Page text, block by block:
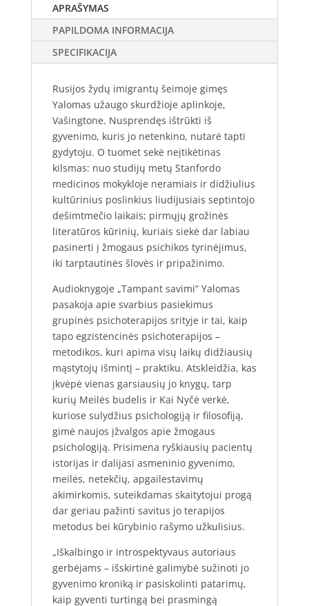
APRAŠYMAS
PAPILDOMA INFORMACIJA
SPECIFIKACIJA
Rusijos žydų imigrantų šeimoje gimęs
Yalomas užaugo skurdžioje aplinkoje,
Vašingtone. Nusprendęs ištrūkti iš
gyvenimo, kuris jo netenkino, nutarė tapti
gydytoju. O tuomet sekė neįtikėtinas
kilsmas: nuo studijų metų Stanfordo
medicinos mokykloje neramiais ir didžiulius
kultūrinius poslinkius liudijusiais septintojo
dešimtmečio laikais; pirmųjų grožinės
literatūros kūrinių, kuriais siekė dar labiau
pasinerti į žmogaus psichikos tyrinėjimus,
iki tarptautinės šlovės ir pripažinimo.
Audioknygoje „Tampant savimi“ Yalomas
pasakoja apie svarbius pasiekimus
grupinės psichoterapijos srityje ir tai, kaip
tapo egzistencinės psichoterapijos –
metodikos, kuri apima visų laikų didžiausių
mąstytojų išmintį – praktiku. Atskleidžia, kas
įkvėpė vienas garsiausių jo knygų, tarp
kurių Meilės budelis ir Kai Nyčė verkė,
kuriose sulydžius psichologiją ir filosofiją,
gimė naujos įžvalgos apie žmogaus
psichologiją. Prisimena ryškiausių pacientų
istorijas ir dalijasi asmeninio gyvenimo,
meilės, netekčių, apgailestavimų
akimirkomis, suteikdamas skaitytojui progą
dar geriau pažinti savitus jo terapijos
metodus bei kūrybinio rašymo užkulisius.
„Iškalbingo ir introspektyvaus autoriaus
gerbėjams – išskirtinė galimybė sužinoti jo
gyvenimo kroniką ir pasiskolinti patarimų,
kaip gyventi turtingą bei prasmingą